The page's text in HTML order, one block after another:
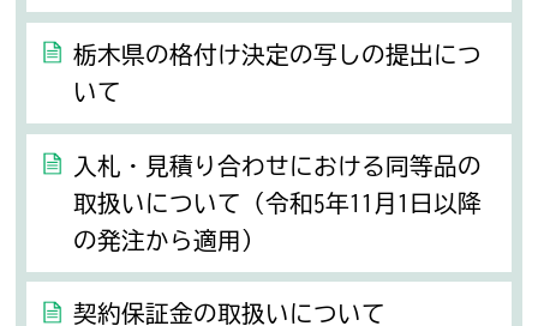
栃木県の格付け決定の写しの提出につ
いて
入札・見積り合わせにおける同等品の
取扱いについて（令和5年11月1日以降
の発注から適用）
契約保証金の取扱いについて